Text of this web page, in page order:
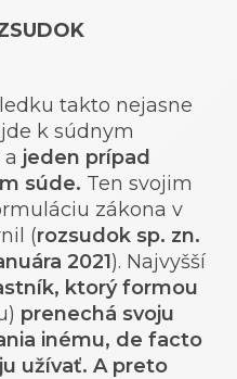
takto nejasne
k súdnym
jeden prípad
súde. Ten svojim
zákona v
(rozsudok sp. zn.
2021). Najvyšší
ktorý formou
prenechá svoju
inému, de facto
užívať. A preto